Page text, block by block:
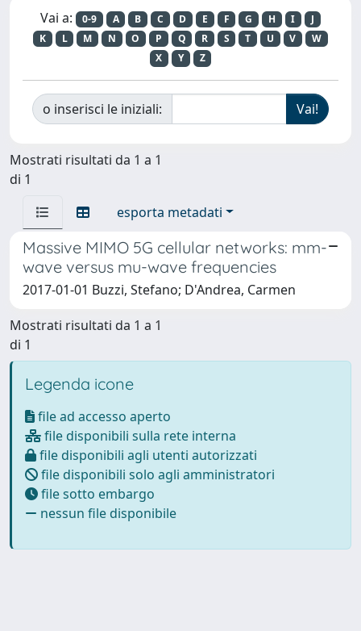
Vai a: 0-9 A B C D E F G H I
J
K
L M N O P Q R S T U V
W
X
Y Z
o inserisci le iniziali:
Mostrati risultati da 1 a 1
di 1
esporta metadati
Massive MIMO 5G cellular networks: mm-
wave versus mu-wave frequencies
2017-01-01 Buzzi, Stefano; D'Andrea, Carmen
Mostrati risultati da 1 a 1
di 1
Legenda icone
file ad accesso aperto
file disponibili sulla rete interna
file disponibili agli utenti autorizzati
file disponibili solo agli amministratori
file sotto embargo
nessun file disponibile